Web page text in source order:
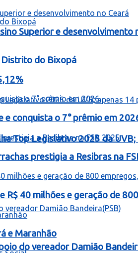
Distrito do Bixopá
Top Legislativo 2025 da
do vereador Damião
Superior e desenvolvimento
e conquista o 7° prêmio em
prestigia a Resibras na
40 milhões e geração de
e Maranhão